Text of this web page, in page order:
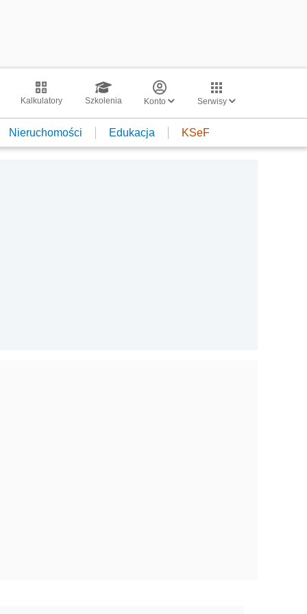
Kalkulatory Szkolenia Konto Serwisy
Nieruchomości Edukacja KSeF